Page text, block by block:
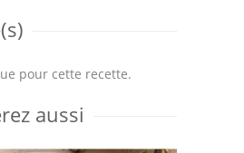
pour cette recette.
aussi